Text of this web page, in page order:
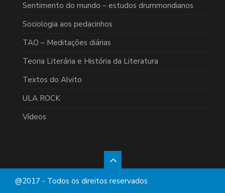
Sentimento do mundo – estudos drummondianos
Sociologia aos pedacinhos
TAO – Meditações diárias
Teoria Literária e História da Literatura
Textos do Alvito
ULA ROCK
Vídeos
@2017 - Todos os direitos reservados